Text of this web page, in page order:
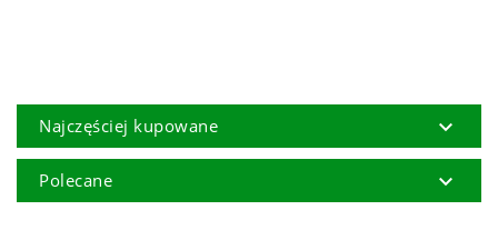
Najczęściej kupowane 
Polecane 